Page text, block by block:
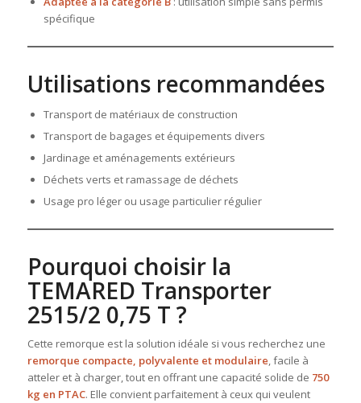
spécifique
Utilisations recommandées
Transport de matériaux de construction
Transport de bagages et équipements divers
Jardinage et aménagements extérieurs
Déchets verts et ramassage de déchets
Usage pro léger ou usage particulier régulier
Pourquoi choisir la
TEMARED Transporter
2515/2 0,75 T ?
Cette remorque est la solution idéale si vous recherchez une
remorque compacte, polyvalente et modulaire, facile à
atteler et à charger, tout en offrant une capacité solide de 750
kg en PTAC. Elle convient parfaitement à ceux qui veulent